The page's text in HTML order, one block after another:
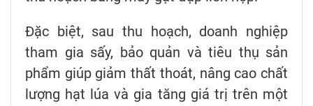
Đặc biệt, sau thu hoạch, doanh nghiệp
tham gia sấy, bảo quản và tiêu thụ sản
phẩm giúp giảm thất thoát, nâng cao chất
lượng hạt lúa và gia tăng giá trị trên một